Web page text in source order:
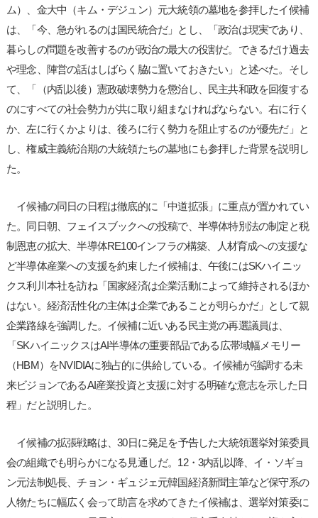
ム）、金大中（キム・デジュン）元大統領の墓地を参拝したイ候補
は、「今、急がれるのは国民統合だ」とし、「政治は現実であり、
暮らしの問題を改善するのが政治の最大の役割だ。できるだけ過去
や理念、陣営の話はしばらく脇に置いておきたい」と述べた。そし
て、「（内乱以後）憲政破壊勢力を懲治し、民主共和政を回復する
のにすべての社会勢力が共に取り組まなければならない。右に行く
か、左に行くかよりは、後ろに行く勢力を阻止するのが優先だ」と
し、権威主義統治期の大統領たちの墓地にも参拝した背景を説明し
た。
イ候補の同日の日程は徹底的に「中道拡張」に重点が置かれてい
た。同日朝、フェイスブックへの投稿で、半導体特別法の制定と税
制恩恵の拡大、半導体RE100インフラの構築、人材育成への支援な
ど半導体産業への支援を約束したイ候補は、午後にはSKハイニッ
クス利川本社を訪ね「国家経済は企業活動によって維持されるほか
はない。経済活性化の主体は企業であることが明らかだ」として親
企業路線を強調した。イ候補に近いある民主党の再選議員は、
「SKハイニックスはAI半導体の重要部品である広帯域幅メモリー
（HBM）をNVIDIAに独占的に供給している。イ候補が強調する未
来ビジョンであるAI産業投資と支援に対する明確な意志を示した日
程」だと説明した。
イ候補の拡張戦略は、30日に発足を予告した大統領選挙対策委員
会の組織でも明らかになる見通しだ。12・3内乱以降、イ・ソギョ
ン元法制処長、チョン・ギュジェ元韓国経済新聞主筆など保守系の
人物たちに幅広く会って助言を求めてきたイ候補は、選挙対策委に